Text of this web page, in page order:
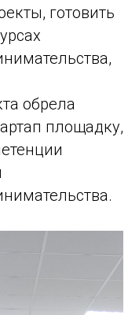
готовить
обрела
площадку,